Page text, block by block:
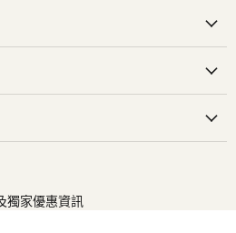
獨家優惠資訊